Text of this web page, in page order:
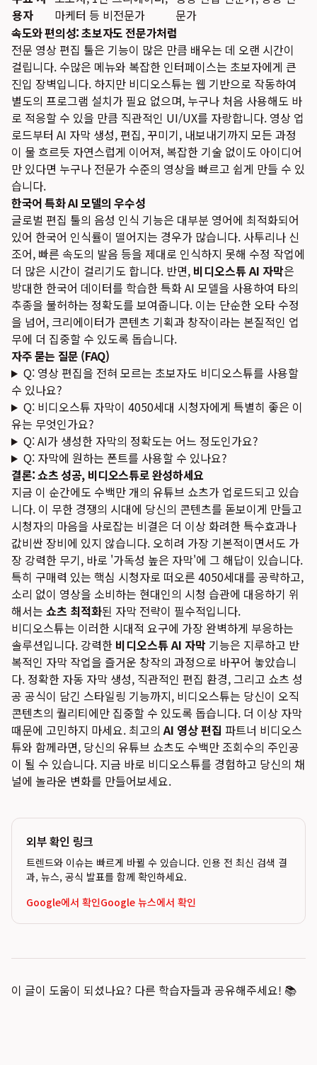
용자
마케터 등 비전문가
문가
속도와 편의성: 초보자도 전문가처럼
전문 영상 편집 툴은 기능이 많은 만큼 배우는 데 오랜 시간이
걸립니다. 수많은 메뉴와 복잡한 인터페이스는 초보자에게 큰
진입 장벽입니다. 하지만 비디오스튜는 웹 기반으로 작동하여
별도의 프로그램 설치가 필요 없으며, 누구나 처음 사용해도 바
로 적응할 수 있을 만큼 직관적인 UI/UX를 자랑합니다. 영상 업
로드부터 AI 자막 생성, 편집, 꾸미기, 내보내기까지 모든 과정
이 물 흐르듯 자연스럽게 이어져, 복잡한 기술 없이도 아이디어
만 있다면 누구나 전문가 수준의 영상을 빠르고 쉽게 만들 수 있
습니다.
한국어 특화 AI 모델의 우수성
글로벌 편집 툴의 음성 인식 기능은 대부분 영어에 최적화되어
있어 한국어 인식률이 떨어지는 경우가 많습니다. 사투리나 신
조어, 빠른 속도의 발음 등을 제대로 인식하지 못해 수정 작업에
더 많은 시간이 걸리기도 합니다. 반면, 비디오스튜 AI 자막은
방대한 한국어 데이터를 학습한 특화 AI 모델을 사용하여 타의
추종을 불허하는 정확도를 보여줍니다. 이는 단순한 오타 수정
을 넘어, 크리에이터가 콘텐츠 기획과 창작이라는 본질적인 업
무에 더 집중할 수 있도록 돕습니다.
자주 묻는 질문 (FAQ)
Q: 영상 편집을 전혀 모르는 초보자도 비디오스튜를 사용할
수 있나요?
Q: 비디오스튜 자막이 4050세대 시청자에게 특별히 좋은 이
유는 무엇인가요?
Q: AI가 생성한 자막의 정확도는 어느 정도인가요?
Q: 자막에 원하는 폰트를 사용할 수 있나요?
결론: 쇼츠 성공, 비디오스튜로 완성하세요
지금 이 순간에도 수백만 개의 유튜브 쇼츠가 업로드되고 있습
니다. 이 무한 경쟁의 시대에 당신의 콘텐츠를 돋보이게 만들고
시청자의 마음을 사로잡는 비결은 더 이상 화려한 특수효과나
값비싼 장비에 있지 않습니다. 오히려 가장 기본적이면서도 가
장 강력한 무기, 바로 '가독성 높은 자막'에 그 해답이 있습니다.
특히 구매력 있는 핵심 시청자로 떠오른 4050세대를 공략하고,
소리 없이 영상을 소비하는 현대인의 시청 습관에 대응하기 위
해서는 쇼츠 최적화된 자막 전략이 필수적입니다.
비디오스튜는 이러한 시대적 요구에 가장 완벽하게 부응하는
솔루션입니다. 강력한 비디오스튜 AI 자막 기능은 지루하고 반
복적인 자막 작업을 즐거운 창작의 과정으로 바꾸어 놓았습니
다. 정확한 자동 자막 생성, 직관적인 편집 환경, 그리고 쇼츠 성
공 공식이 담긴 스타일링 기능까지, 비디오스튜는 당신이 오직
콘텐츠의 퀄리티에만 집중할 수 있도록 돕습니다. 더 이상 자막
때문에 고민하지 마세요. 최고의AI 영상 편집 파트너 비디오스
튜와 함께라면, 당신의 유튜브 쇼츠도 수백만 조회수의 주인공
이 될 수 있습니다. 지금 바로 비디오스튜를 경험하고 당신의 채
널에 놀라운 변화를 만들어보세요.
외부 확인 링크
트렌드와 이슈는 빠르게 바뀔 수 있습니다. 인용 전 최신 검색 결
과, 뉴스, 공식 발표를 함께 확인하세요.
Google에서 확인Google 뉴스에서 확인
이 글이 도움이 되셨나요? 다른 학습자들과 공유해주세요! 📚